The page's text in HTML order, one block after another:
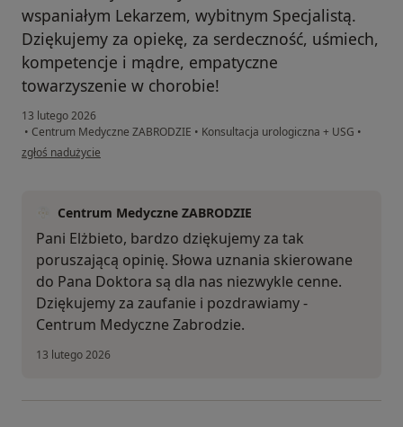
wspaniałym Lekarzem, wybitnym Specjalistą.
Dziękujemy za opiekę, za serdeczność, uśmiech,
kompetencje i mądre, empatyczne
towarzyszenie w chorobie!
13 lutego 2026
• Centrum Medyczne ZABRODZIE • Konsultacja urologiczna + USG •
w opinii użytkownika Elżbieta Jeziorna
zgłoś nadużycie
Centrum Medyczne ZABRODZIE
Pani Elżbieto, bardzo dziękujemy za tak
poruszającą opinię. Słowa uznania skierowane
do Pana Doktora są dla nas niezwykle cenne.
Dziękujemy za zaufanie i pozdrawiamy -
Centrum Medyczne Zabrodzie.
13 lutego 2026